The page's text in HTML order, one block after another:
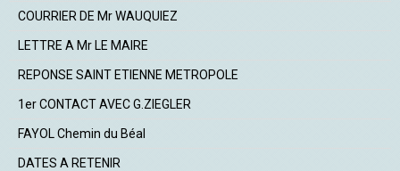
COURRIER DE Mr WAUQUIEZ
LETTRE A Mr LE MAIRE
REPONSE SAINT ETIENNE METROPOLE
1er CONTACT AVEC G.ZIEGLER
FAYOL Chemin du Béal
DATES A RETENIR